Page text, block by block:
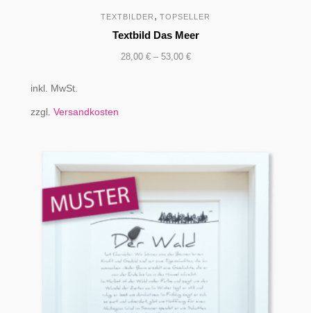
TEXTBILDER , TOPSELLER
Textbild Das Meer
28,00 €– 53,00 €
inkl. MwSt.
zzgl. Versandkosten